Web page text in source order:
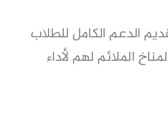
الدعم الكامل للطلاب
الملائم لهم لأداء